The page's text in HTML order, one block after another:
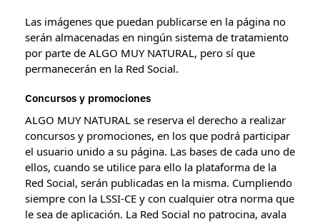
Las imágenes que puedan publicarse en la página no
serán almacenadas en ningún sistema de tratamiento
por parte de ALGO MUY NATURAL, pero sí que
permanecerán en la Red Social.
Concursos y promociones
ALGO MUY NATURAL se reserva el derecho a realizar
concursos y promociones, en los que podrá participar
el usuario unido a su página. Las bases de cada uno de
ellos, cuando se utilice para ello la plataforma de la
Red Social, serán publicadas en la misma. Cumpliendo
siempre con la LSSI-CE y con cualquier otra norma que
le sea de aplicación. La Red Social no patrocina, avala